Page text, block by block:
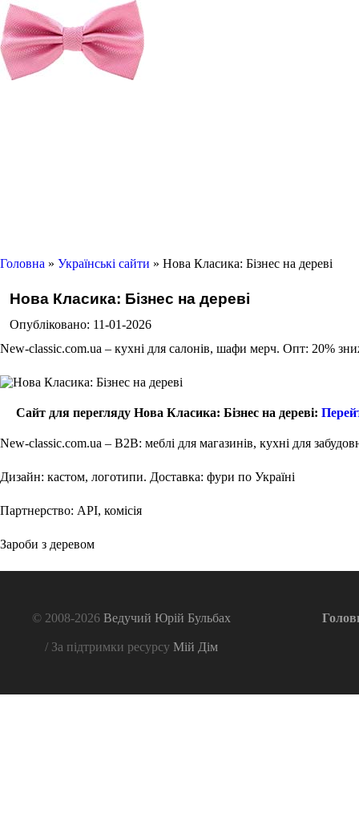
Головна » Українські сайти » Нова Класика: Бізнес на дереві
Нова Класика: Бізнес на дереві
Опубліковано: 11-01-2026
New-classic.com.ua – кухні для салонів, шафи мерч. Опт: 20%
Сайт для перегляду Нова Класика: Бізнес на дереві:
New-classic.com.ua – B2B: меблі для магазинів, кухні для
Дизайн: кастом, логотипи. Доставка: фури по Україні
Партнерство: API, комісія
Зароби з деревом
© 2008-2026 Ведучий Юрій Бульбах
/ За підтримки ресурсу Мій Дім